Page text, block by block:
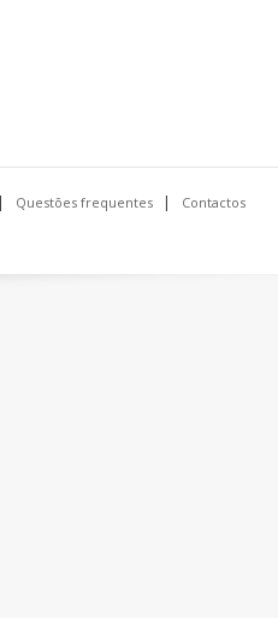
Questões frequentes Contactos